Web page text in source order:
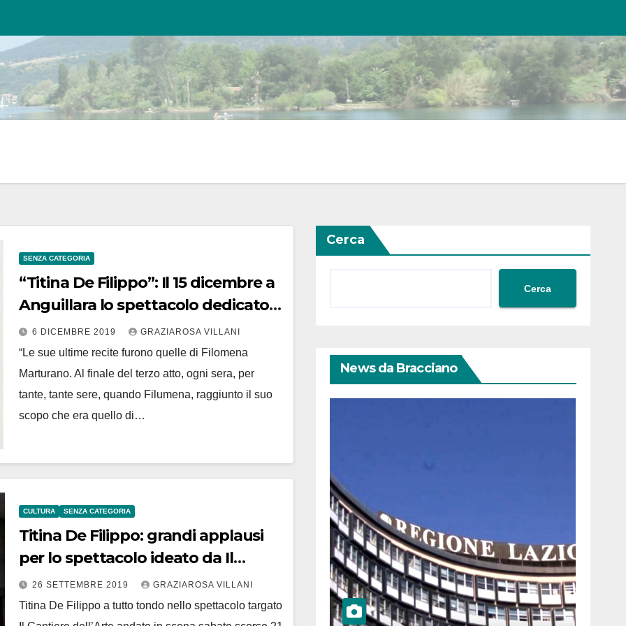
SENZA CATEGORIA
“Titina De Filippo”: Il 15 dicembre a
Anguillara lo spettacolo dedicato
alla grande interprete del teatro
italiano
6 DICEMBRE 2019 GRAZIAROSA VILLANI
“Le sue ultime recite furono quelle di Filomena
Marturano. Al finale del terzo atto, ogni sera, per
tante, tante sere, quando Filumena, raggiunto il suo
scopo che era quello di…
CULTURA SENZA CATEGORIA
Titina De Filippo: grandi applausi
per lo spettacolo ideato da Il
Cantiere dell’Arte
26 SETTEMBRE 2019 GRAZIAROSA VILLANI
Titina De Filippo a tutto tondo nello spettacolo targato
Cerca
Cerca
News da Bracciano